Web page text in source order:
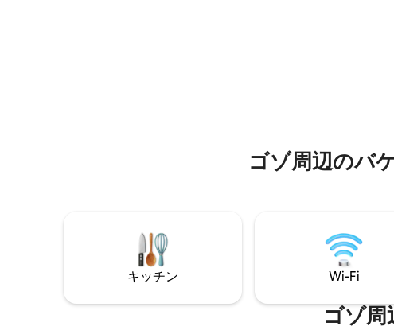
統的な特徴がたくさんあります。模様の
ある町の中心部に浸るときに、時間を遡
るような気分にさせてくれます。 すべて
のアパートは、フルキッチン（オーブン/
ホブ/食器洗い機）、整形外科用マットレ
スルーム/シャワー、エアコン、全館Wi-Fi
ゴゾ⁠周⁠辺⁠のバ⁠
キッチン Wi-Fi
ゴゾ⁠